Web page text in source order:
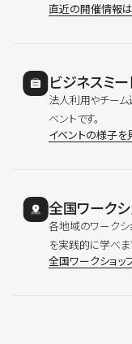
直近の開催情報は
ビジネスミー
法人利用やチー
ベントです。
イベントの様子を
全国ワークシ
各地域のワークシ
を実践的に学べま
全国ワークショッ